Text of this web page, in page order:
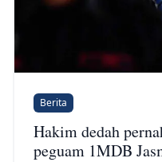
Berita
Hakim dedah
peguam 1MDB